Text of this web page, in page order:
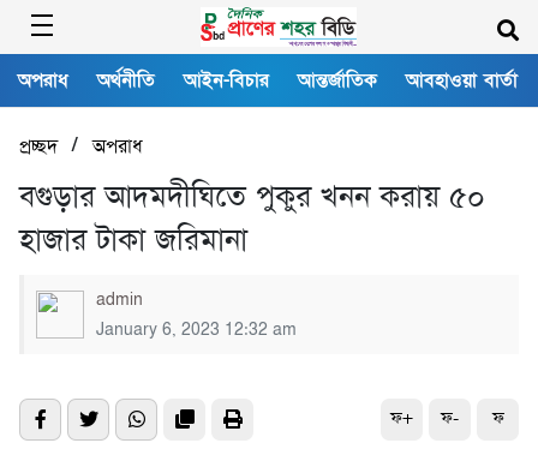
অপরাধ অর্থনীতি আইন-বিচার আন্তর্জাতিক আবহাওয়া বার্তা
প্রচ্ছদ/অপরাধ
বগুড়ার আদমদীঘিতে পুকুর খনন করায় ৫০
হাজার টাকা জরিমানা
admin
January 6, 2023 12:32 am
ফ+ ফ- ফ